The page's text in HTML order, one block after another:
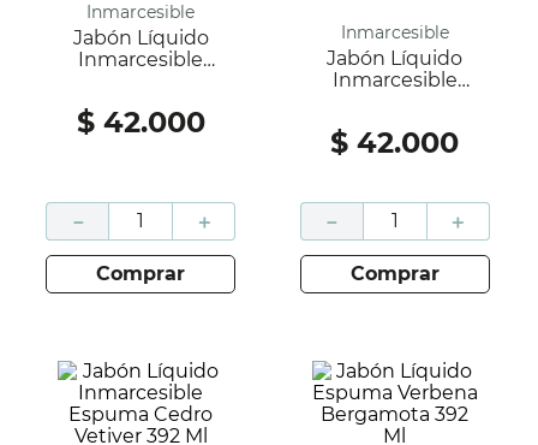
Inmarcesible
Jabón Líquido
Inmarcesible
Limón 392 Ml
$ 42.000
＋
－
comprar
Inmarcesible
Jabón Líquido
Inmarcesible
Frambuesa Violeta
392 Ml
$ 42.000
＋
－
comprar